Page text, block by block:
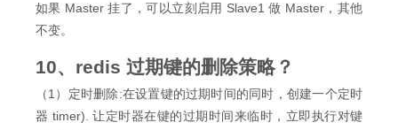
如果 Master 挂了，可以立刻启用 Slave1 做 Master，其他
不变。
10、redis 过期键的删除策略？
（1）定时删除:在设置键的过期时间的同时，创建一个定时
器 timer). 让定时器在键的过期时间来临时，立即执行对键